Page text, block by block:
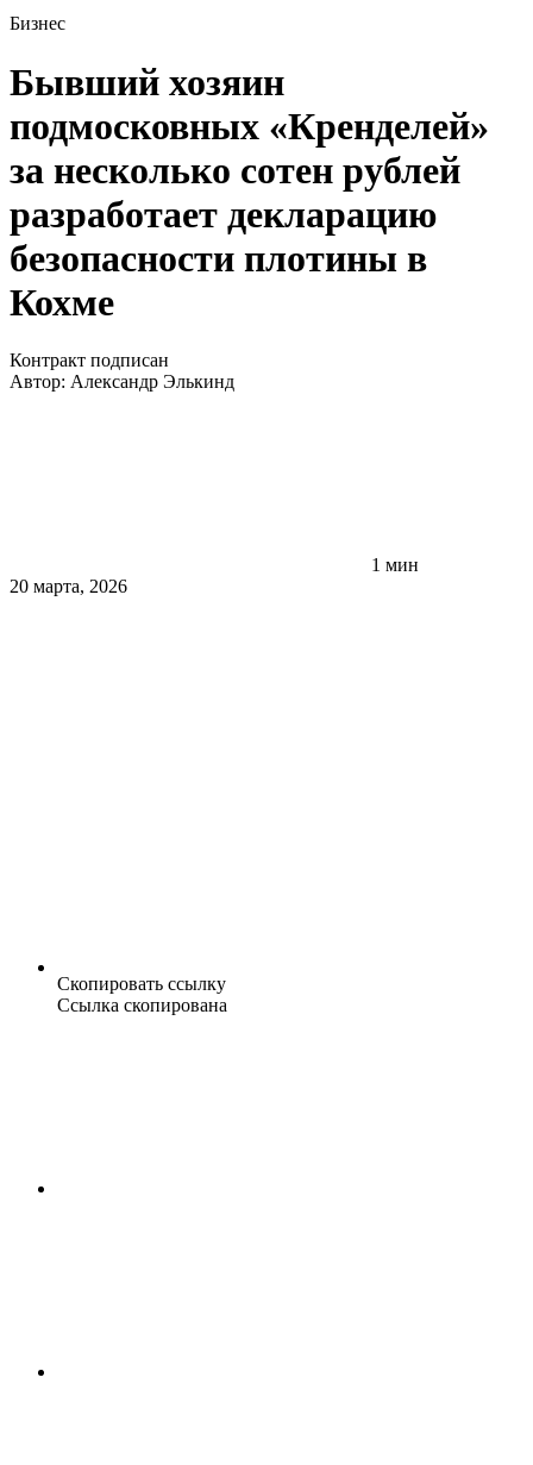
Бизнес
Бывший хозяин
подмосковных «Кренделей»
за несколько сотен рублей
разработает декларацию
безопасности плотины в
Кохме
Контракт подписан
Автор: Александр Элькинд
1 мин
20 марта, 2026
Скопировать ссылку
Ссылка скопирована